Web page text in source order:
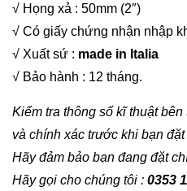
√ Họng xả : 50mm (2″)
√ Có giấy chứng nhận nhập
√ Xuất sứ : made in Italia
√ Bảo hành : 12 tháng.
Kiểm tra thông số kĩ thuật
và chính xác trước khi bạn
Hãy đảm bảo bạn đang đặt
Hãy gọi cho chúng tôi : 0353